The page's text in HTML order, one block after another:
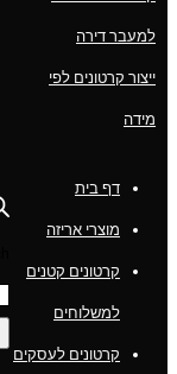
למעבר דירה
ייצור קרטונים לפי
מידה
דף בית
מוצרי אריזה
קרטונים קטנים
למשלוחים
קרטונים לעסקים